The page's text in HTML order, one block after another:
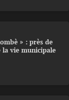
» : près de
la vie municipale